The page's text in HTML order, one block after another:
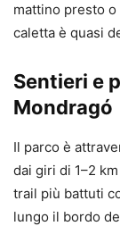
mattino presto
caletta è quasi
Sentieri e
Mondragó
Il parco è
dai giri di 1–2
trail più battuti
lungo il bordo